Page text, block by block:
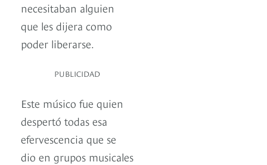
necesitaban alguien
que les dijera como
poder liberarse.
PUBLICIDAD
Este músico fue quien
despertó todas esa
efervescencia que se
dio en grupos musicales